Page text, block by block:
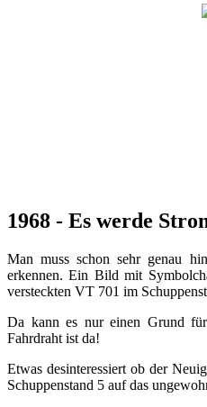
1968 - Es werde
Man muss schon sehr genau
erkennen. Ein Bild mit
versteckten VT 701 im
Da kann es nur einen Grund
Fahrdraht ist da!
Etwas desinteressiert ob der
Schuppenstand 5 auf das